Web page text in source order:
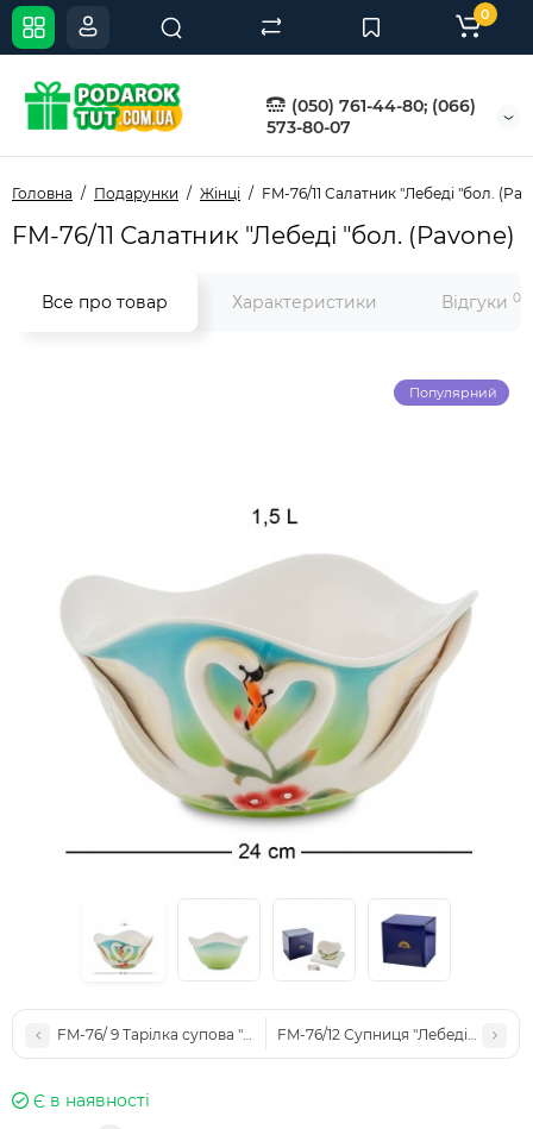
(050) 761-44-80; (066)
573-80-07
0
Головна Подарунки Жінці FM-76/11 Салатник "Лебеді "бол.
FM-76/11 Салатник "Лебеді "бол. (Pavone)
Все про товар Характеристики Відгуки 0
Популярний
FM-76/ 9 Тарілка супова "Лебеді" (Pavone)FM-76/12 Супниця "Лебеді"
Є в наявності